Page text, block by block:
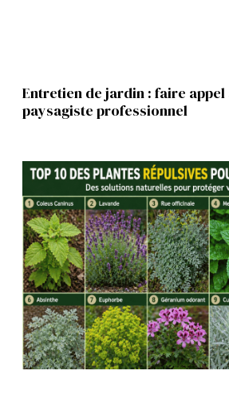
Entretien de jardin : faire appel
paysagiste professionnel